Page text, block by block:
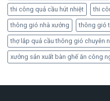
thi công quả cầu hút nhiệt thi
thông gió nhà xưởng thông gió
thợ lắp quả cầu thông gió chuyên
xưởng sản xuất bàn ghế ăn công